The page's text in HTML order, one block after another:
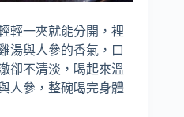
輕一夾就能分開，裡
湯與人參的香氣，口
卻不清淡，喝起來溫
人參，整碗喝完身體